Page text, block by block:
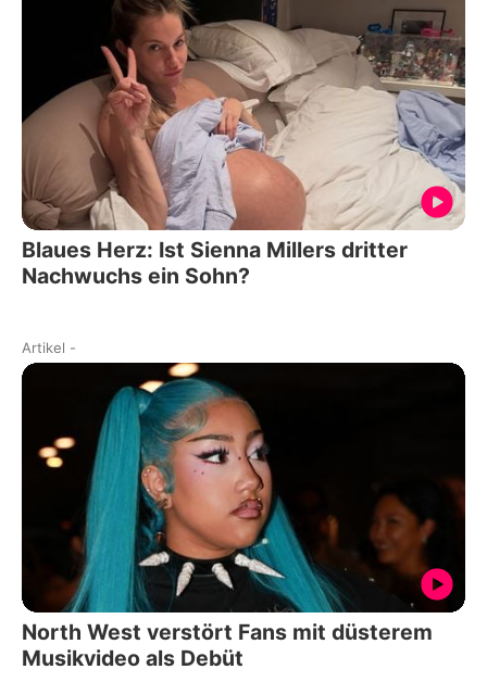
Blaues Herz: Ist Sienna Millers dritter
Nachwuchs ein Sohn?
Artikel -
North West verstört Fans mit düsterem
Musikvideo als Debüt